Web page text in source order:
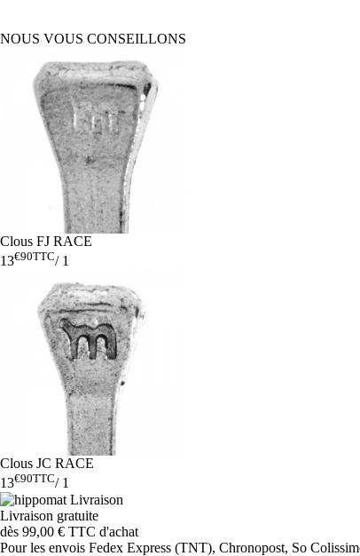
NOUS VOUS CONSEILLONS
Clous FJ RACE
13€90TTC/1
Clous JC RACE
13€90TTC/1
Livraison gratuite
dès 99,00 € TTC d'achat
Pour les envois Fedex Express (TNT), Chronopost, So